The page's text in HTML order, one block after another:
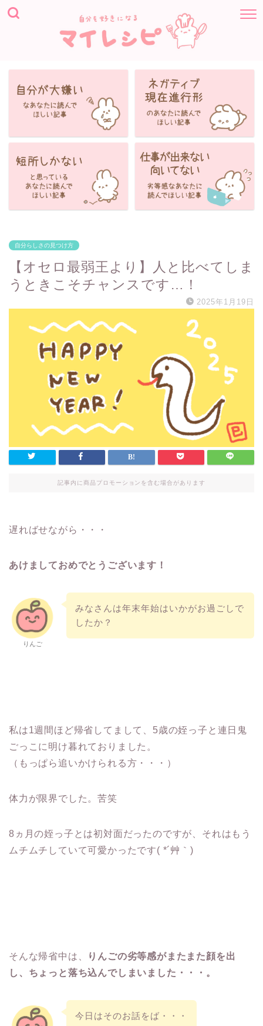
自分らしさの見つけ方
【オセロ最弱王より】人と比べてしま
うときこそチャンスです…！
2025年1月19日
記事内に商品プロモーションを含む場合があります
遅ればせながら・・・
あけましておめでとうございます！
りんご
みなさんは年末年始はいかがお過ごしで
したか？
私は1週間ほど帰省してまして、5歳の姪っ子と連日鬼
ごっこに明け暮れておりました。
（もっぱら追いかけられる方・・・）
体力が限界でした。苦笑
8ヵ月の姪っ子とは初対面だったのですが、それはもう
ムチムチしていて可愛かったです( *´艸｀)
そんな帰省中は、
りんごの劣等感がまたまた顔を出
し、ちょっと落ち込んでしまいました・・・。
今日はそのお話をば・・・